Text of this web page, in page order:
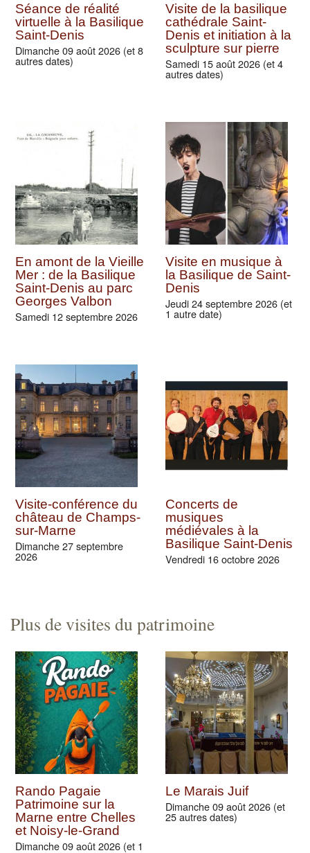
Séance de réalité
virtuelle à la Basilique
Saint-Denis
Dimanche 09 août 2026 (et 8
autres dates)
Visite de la basilique
cathédrale Saint-
Denis et initiation à la
sculpture sur pierre
Samedi 15 août 2026 (et 4
autres dates)
En amont de la Vieille
Mer : de la Basilique
Saint-Denis au parc
Georges Valbon
Samedi 12 septembre 2026
Visite en musique à
la Basilique de Saint-
Denis
Jeudi 24 septembre 2026 (et
1 autre date)
Visite-conférence du
château de Champs-
sur-Marne
Dimanche 27 septembre
2026
Concerts de
musiques
médiévales à la
Basilique Saint-Denis
Vendredi 16 octobre 2026
Plus de visites du patrimoine
Rando Pagaie
Patrimoine sur la
Marne entre Chelles
et Noisy-le-Grand
Dimanche 09 août 2026 (et 1
Le Marais Juif
Dimanche 09 août 2026 (et
25 autres dates)